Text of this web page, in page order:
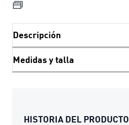
Descripción
Medidas y talla
HISTORIA DEL PRODUCTO